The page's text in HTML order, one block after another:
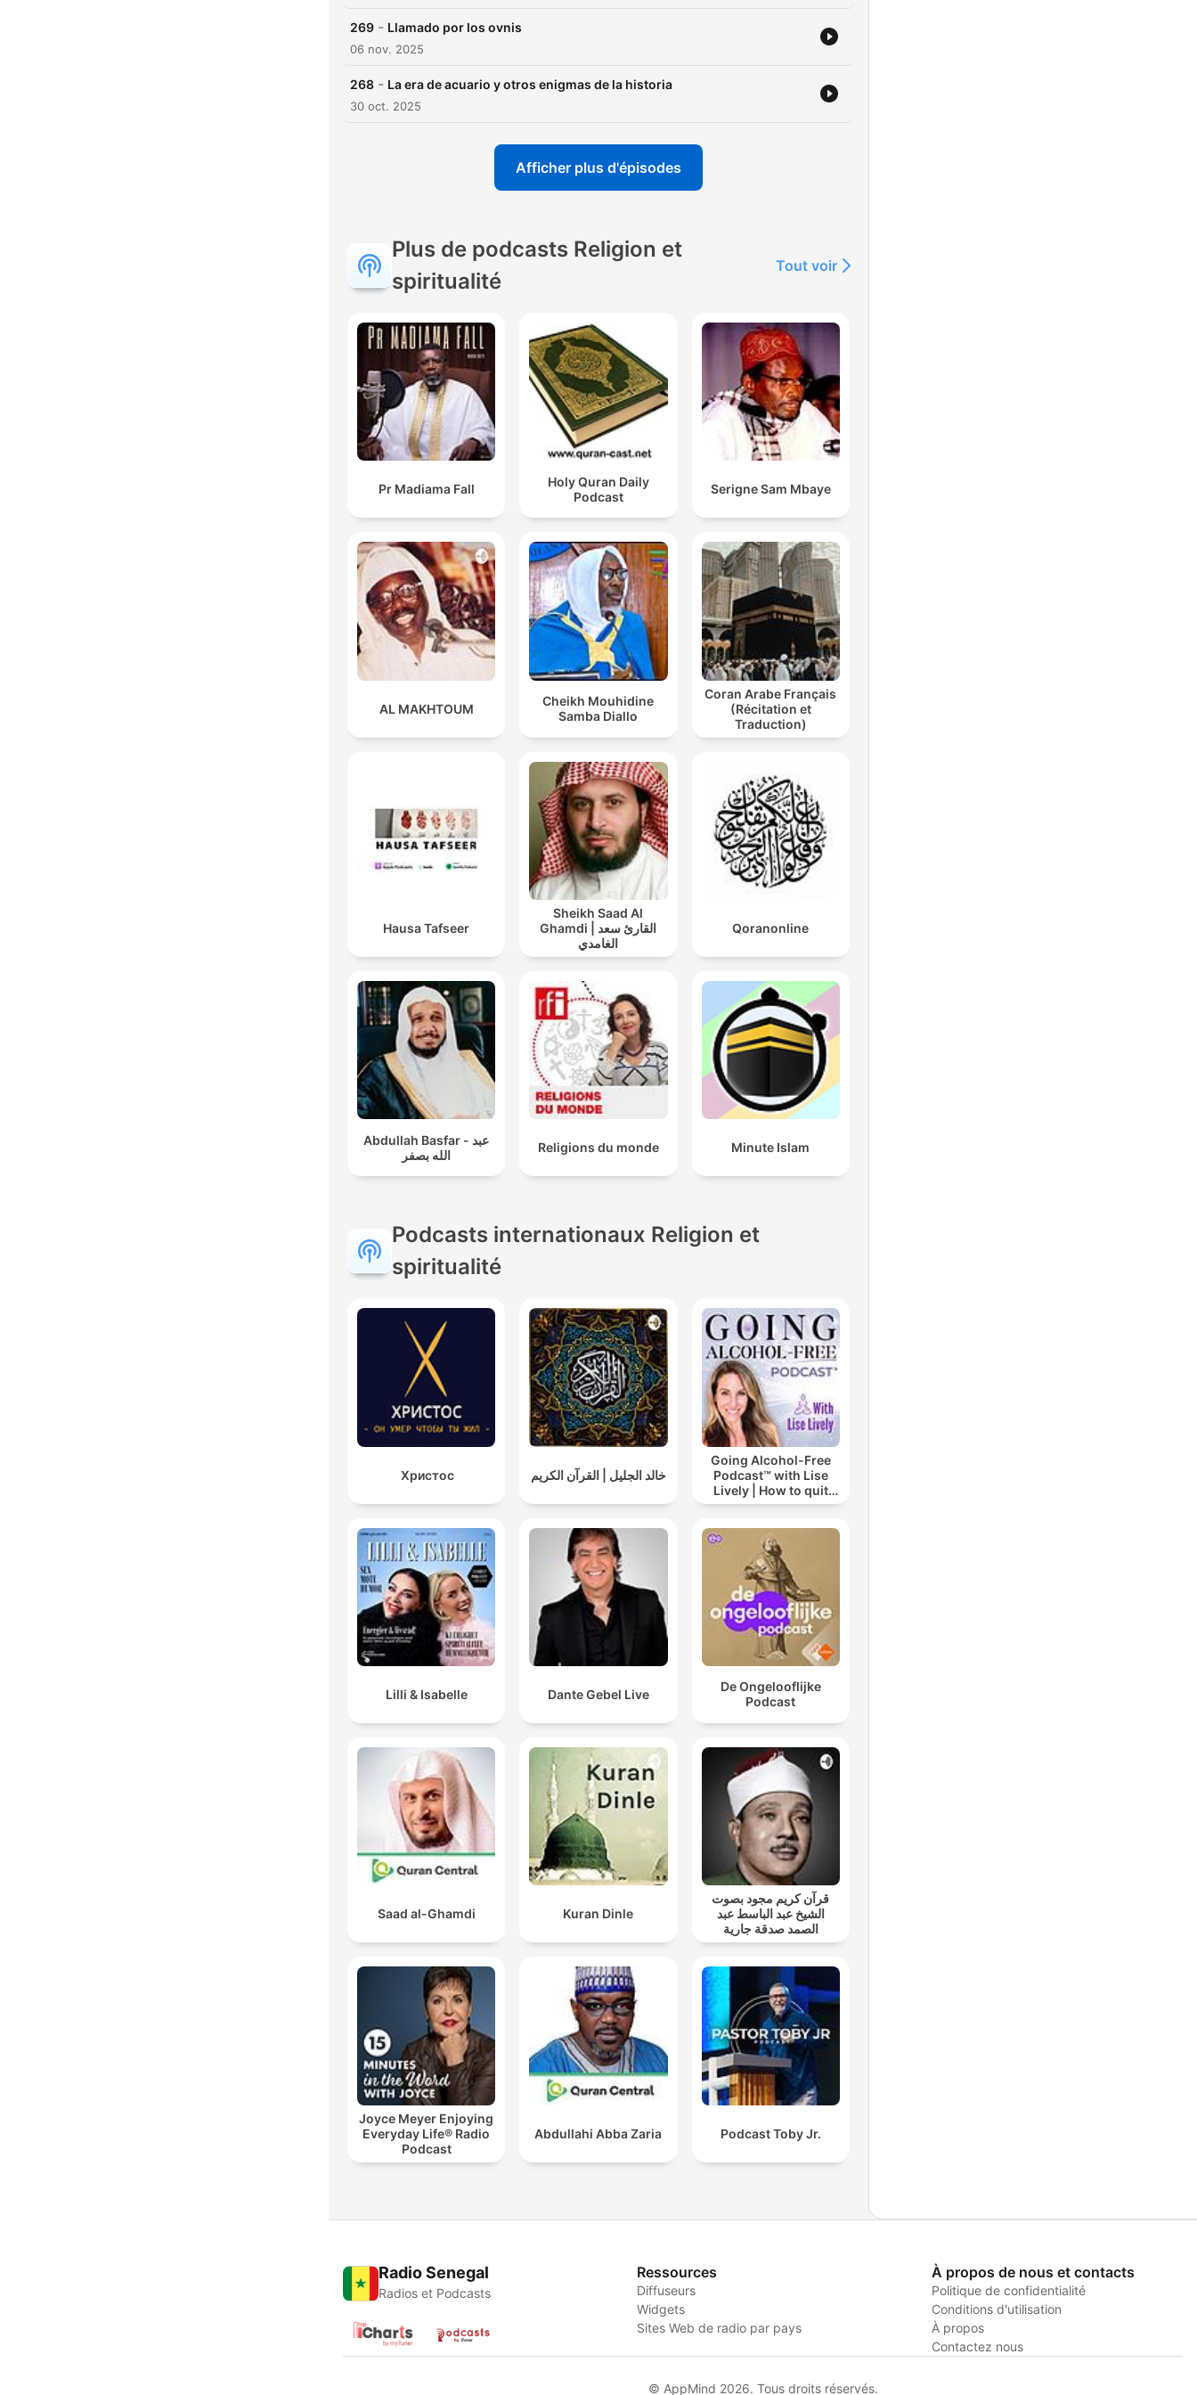
269 - Llamado por los ovnis
06 nov. 2025
268 - La era de acuario y otros enigmas de la historia
30 oct. 2025
Afficher plus d'épisodes
Plus de podcasts Religion et
spiritualité
Tout voir
Pr Madiama Fall
Holy Quran Daily
Podcast
Serigne Sam Mbaye
AL MAKHTOUM
Cheikh Mouhidine
Samba Diallo
Coran Arabe Français
(Récitation et
Traduction)
Hausa Tafseer
Sheikh Saad Al
Ghamdi | القارئ سعد
الغامدي
Qoranonline
Abdullah Basfar - عبد
الله بصفر
Religions du monde Minute Islam
Podcasts internationaux Religion et
spiritualité
Христос خالد الجليل | القرآن الكريم
Going Alcohol-Free
Podcast™ with Lise
Lively | How to quit
drinking alcohol
Lilli & Isabelle Dante Gebel Live
De Ongelooflijke
Podcast
Saad al-Ghamdi Kuran Dinle
قرآن كريم مجود بصوت
الشيخ عبد الباسط عبد
الصمد صدقة جارية
Joyce Meyer Enjoying
Everyday Life® Radio
Podcast
Abdullahi Abba Zaria Podcast Toby Jr.
Radio Senegal
Radios et Podcasts
Ressources
Diffuseurs
Widgets
Sites Web de radio par pays
À propos de nous et contacts
Politique de confidentialité
Conditions d'utilisation
À propos
Contactez nous
© AppMind 2026. Tous droits réservés.